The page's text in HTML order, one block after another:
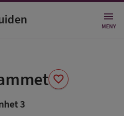
MENY
favorite
3